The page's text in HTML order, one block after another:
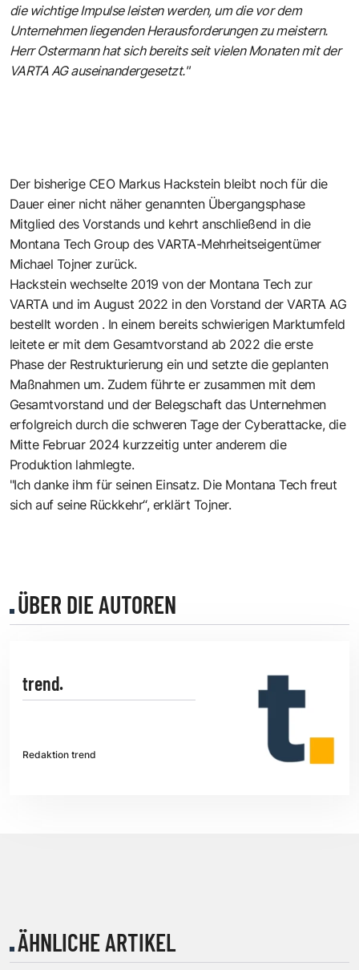
die wichtige Impulse leisten werden, um die vor dem
Unternehmen liegenden Herausforderungen zu meistern.
Herr Ostermann hat sich bereits seit vielen Monaten mit der
VARTA AG auseinandergesetzt."
Der bisherige CEO Markus Hackstein bleibt noch für die
Dauer einer nicht näher genannten Übergangsphase
Mitglied des Vorstands und kehrt anschließend in die
Montana Tech Group des VARTA-Mehrheitseigentümer
Michael Tojner zurück.
Hackstein wechselte 2019 von der Montana Tech zur
VARTA und im August 2022 in den Vorstand der VARTA AG
bestellt worden . In einem bereits schwierigen Marktumfeld
leitete er mit dem Gesamtvorstand ab 2022 die erste
Phase der Restrukturierung ein und setzte die geplanten
Maßnahmen um. Zudem führte er zusammen mit dem
Gesamtvorstand und der Belegschaft das Unternehmen
erfolgreich durch die schweren Tage der Cyberattacke, die
Mitte Februar 2024 kurzzeitig unter anderem die
Produktion lahmlegte.
"Ich danke ihm für seinen Einsatz. Die Montana Tech freut
sich auf seine Rückkehr“, erklärt Tojner.
ÜBER DIE AUTOREN
trend.
Redaktion trend
ÄHNLICHE ARTIKEL